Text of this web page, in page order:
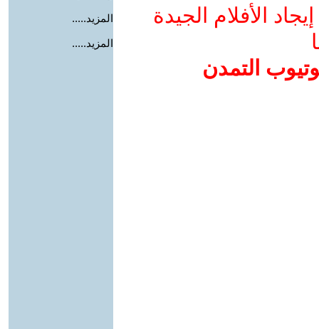
الأفلام الجيدة
التمدن
المزيد.....
المزيد.....